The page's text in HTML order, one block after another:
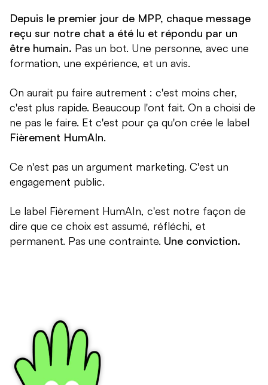
Depuis le premier jour de MPP, chaque message
reçu sur notre chat a été lu et répondu par un
être humain. Pas un bot. Une personne, avec une
formation, une expérience, et un avis.
On aurait pu faire autrement : c'est moins cher,
c'est plus rapide. Beaucoup l'ont fait. On a choisi de
ne pas le faire. Et c'est pour ça qu'on crée le label
Fièrement HumAIn.
Ce n'est pas un argument marketing. C'est un
engagement public.
Le label Fièrement HumAIn, c'est notre façon de
dire que ce choix est assumé, réfléchi, et
permanent. Pas une contrainte. Une conviction.